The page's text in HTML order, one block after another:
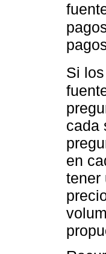
Si
cada
en
tener